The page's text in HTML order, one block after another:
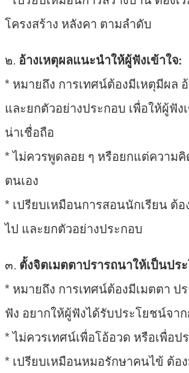
โครงสร้าง หลังคา ตามลำดับ
๒. อ้างเหตุผลแนะนำให้ผู้ฟังเข้าใจ:
* หมายถึง การเทศน์ต้องมีเหตุมีผล
และยกตัวอย่างประกอบ เพื่อให้ผู้ฟัง
น่าเชื่อถือ
* ไม่ควรพูดลอย ๆ หรือยกแต่ความ
ตนเอง
* เปรียบเหมือนการสอนนักเรียน ต้
ไป และยกตัวอย่างประกอบ
๓. ตั้งจิตเมตตาปรารถนาให้เป็นปร
* หมายถึง การเทศน์ต้องมีเมตตา ป
ฟัง อยากให้ผู้ฟังได้รับประโยชน์จา
* ไม่ควรเทศน์เพื่อโอ้อวด หรือเพื่อ
* เปรียบเหมือนหมอรักษาคนไข้ ต้อ